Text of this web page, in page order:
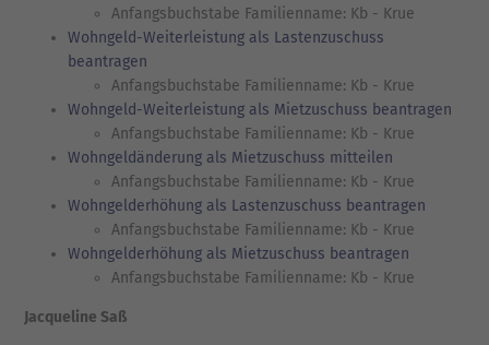
Anfangsbuchstabe Familienname: Kb - Krue
Wohngeld-Weiterleistung als Lastenzuschuss
beantragen
Anfangsbuchstabe Familienname: Kb - Krue
Wohngeld-Weiterleistung als Mietzuschuss beantragen
Anfangsbuchstabe Familienname: Kb - Krue
Wohngeldänderung als Mietzuschuss mitteilen
Anfangsbuchstabe Familienname: Kb - Krue
Wohngelderhöhung als Lastenzuschuss beantragen
Anfangsbuchstabe Familienname: Kb - Krue
Wohngelderhöhung als Mietzuschuss beantragen
Anfangsbuchstabe Familienname: Kb - Krue
Jacqueline Saß